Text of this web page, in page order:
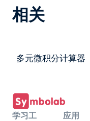
相关
多元微积分计算器
学习工
应用